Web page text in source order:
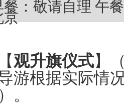
餐：敬请自理 午
京
观升旗仪式】
游根据实际情
。